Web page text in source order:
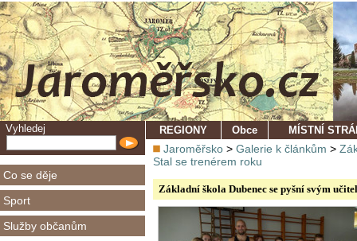
Vyhledej
Co se děje
Sport
Služby občanům
REGIONY Obce MÍSTNÍ
Jaroměřsko > Galerie k článkům >
Stal se trenérem roku
Základní škola Dubenec se pyšní svým